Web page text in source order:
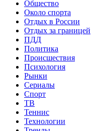
Общество
Около спорта
Отдых в России
Отдых за границей
ПДД
Политика
Происшествия
Психология
Рынки
Сериалы
Спорт
ТВ
Теннис
Технологии